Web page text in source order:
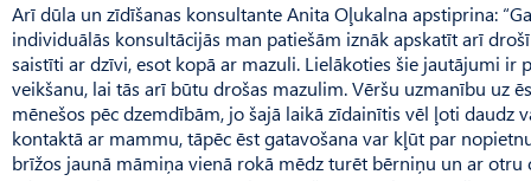
Arī dūla un zīdīšanas konsultante Anita Oļukalna apstiprina:
individu­ālās konsultācijās man patiešām iznāk apskatīt arī
saistīti ar dzīvi, esot kopā ar mazuli. Lielākoties šie jautājumi ir
veikšanu, lai tās arī būtu drošas mazulim. Vēršu uzmanību uz
mēnešos pēc dzemdībām, jo šajā laikā zīdainītis vēl ļoti daudz
kontaktā ar mammu, tāpēc ēst gatavošana var kļūt par
brīžos jaunā māmiņa vienā rokā mēdz turēt bērniņu un ar otru